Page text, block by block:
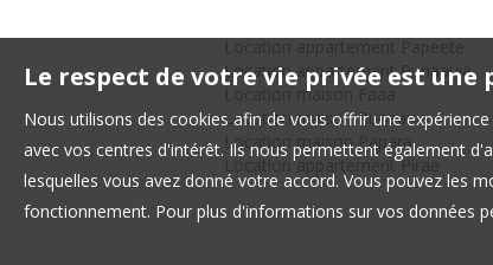
Location appartement Punaauia
Location maison Faaa
Location maison Punaauia
Location maison Papara
Location appartement Pirae
Le respect de votre vie privée est
Nous utilisons des cookies afin de vous offrir une
avec vos centres d'intérêt. Ils nous permettent également
lesquelles vous avez donné votre accord. Vous pouvez les
fonctionnement. Pour plus d'informations sur vos données